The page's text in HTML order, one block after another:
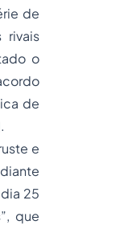
de
rivais
o
de
e
25
que